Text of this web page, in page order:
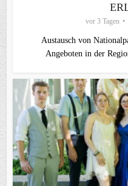
vor 3 Tagen
Austausch von
Angeboten in der